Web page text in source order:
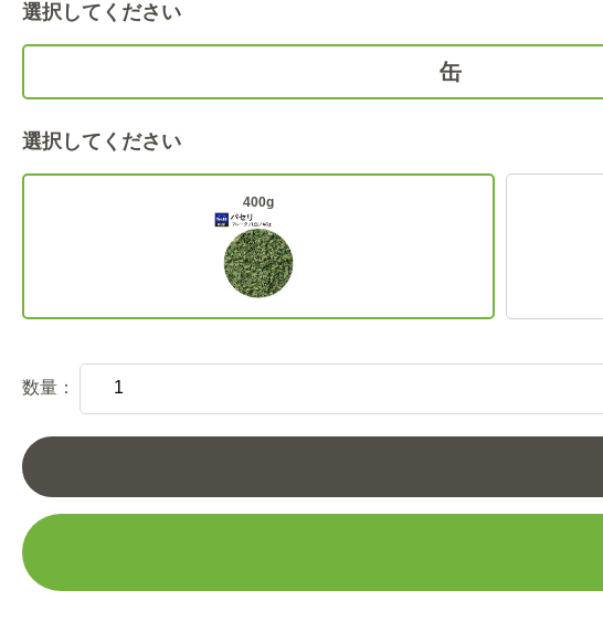
選択してください
缶
選択してください
400g
数量：